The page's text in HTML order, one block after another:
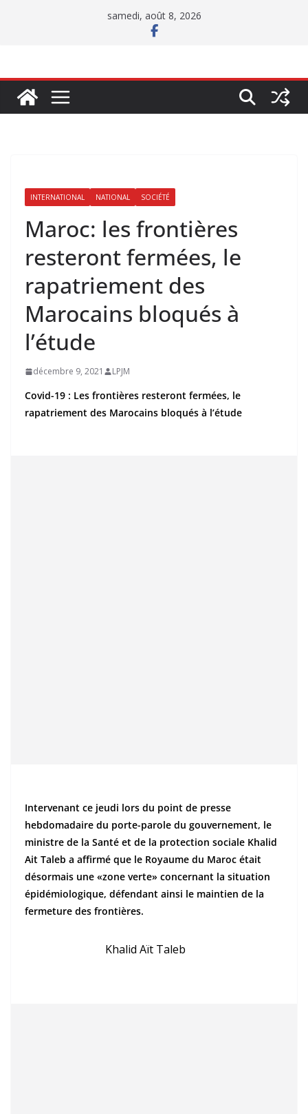
samedi, août 8, 2026
INTERNATIONAL NATIONAL SOCIÉTÉ
Maroc: les frontières
resteront fermées, le
rapatriement des
Marocains bloqués à
l’étude
décembre 9, 2021 LPJM
Covid-19 : Les frontières resteront fermées, le
rapatriement des Marocains bloqués à l’étude
Intervenant ce jeudi lors du point de presse
hebdomadaire du porte-parole du gouvernement, le
ministre de la Santé et de la protection sociale Khalid
Ait Taleb a affirmé que le Royaume du Maroc était
désormais une «zone verte» concernant la situation
épidémiologique, défendant ainsi le maintien de la
fermeture des frontières.
Khalid Aït Taleb